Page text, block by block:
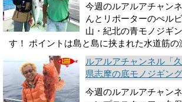
今週のルアルアチャン
んとリポーターのぺル
山・紀北の青モノジギ
す！ ポイントは島と島に挟まれた水道筋の
ルアルアチャンネル「
県志摩の底モノジギン
今週のルアルアチャン